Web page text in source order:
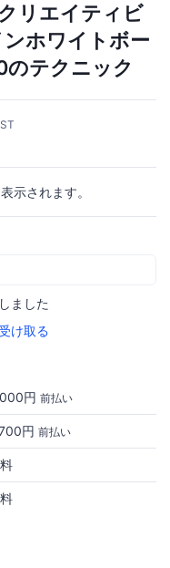
リエイティビ
ホワイトボー
のテクニック
示されます。
ました
け取る
円 前払い
円 前払い